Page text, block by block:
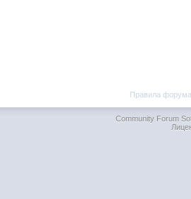
Правила форума
Community Forum